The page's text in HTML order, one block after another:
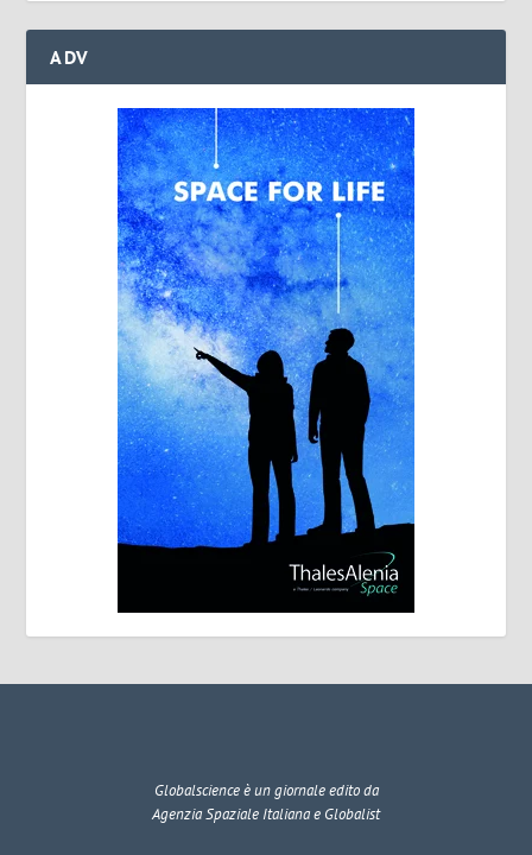
ADV
Globalscienceè un giornale edito da
Agenzia Spaziale Italiana e Globalist